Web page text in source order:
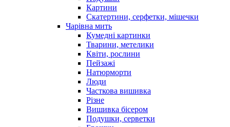
Картини
Скатертини, серфетки, мішечки
Чарiвна мить
Кумедні картинки
Тварини, метелики
Квіти, рослини
Пейзажі
Натюрморти
Люди
Часткова вишивка
Різне
Вишивка бісером
Подушки, серветки